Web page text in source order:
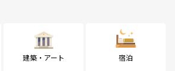
建築・アート 宿泊